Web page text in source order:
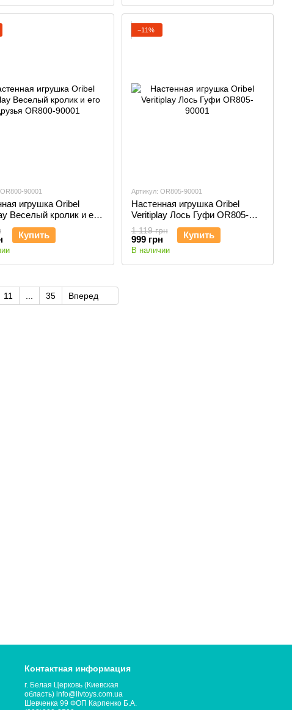
90001
игрушка Oribel
Веселый кролик и его
OR800-90001
Купить
−11%
Артикул: OR805-90001
Настенная игрушка Oribel
Veritiplay Лось Гуфи OR805-
90001
1 119 грн
999 грн Купить
В наличии
11 35 Вперед
Контактная информация
г. Белая Церковь (Киевская
область) info@livtoys.com.ua
Шевченка 99 ФОП Карпенко Б.А.